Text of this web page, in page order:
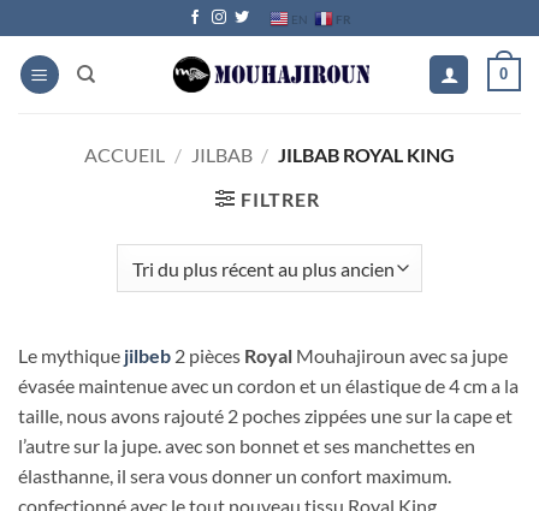
au
contenu
EN FR
0
ACCUEIL / JILBAB / JILBAB ROYAL KING
FILTRER
Le mythique jilbeb 2 pièces Royal Mouhajiroun avec sa jupe
évasée maintenue avec un cordon et un élastique de 4 cm a la
taille, nous avons rajouté 2 poches zippées une sur la cape et
l’autre sur la jupe. avec son bonnet et ses manchettes en
élasthanne, il sera vous donner un confort maximum.
confectionné avec le tout nouveau tissu Royal King